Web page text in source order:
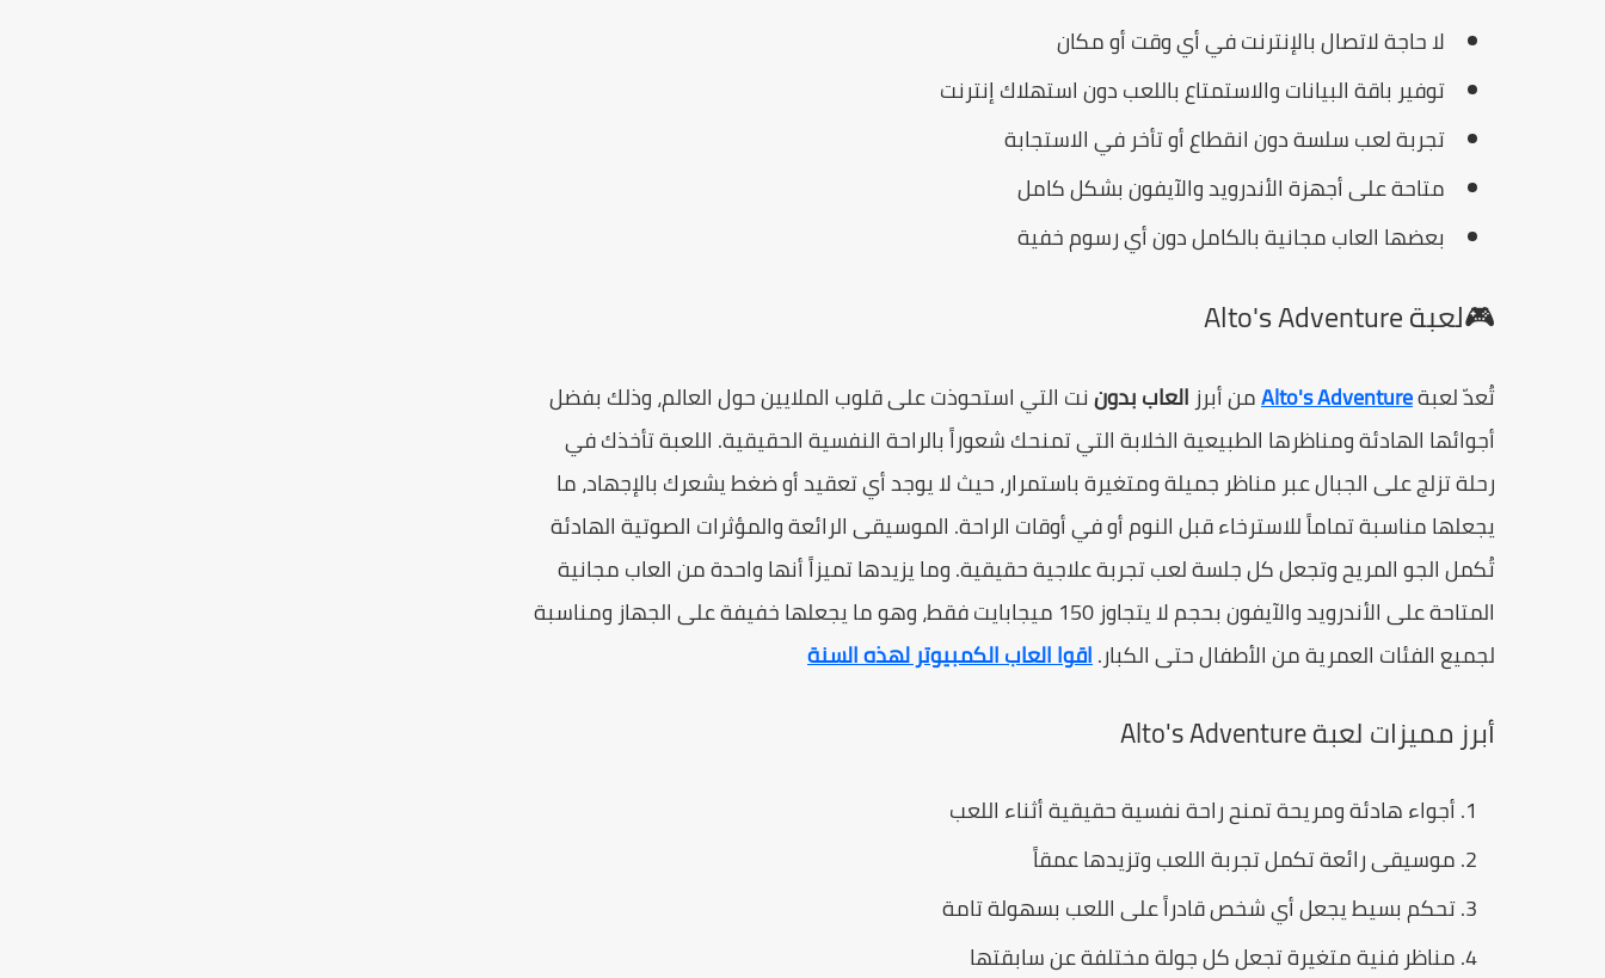
لا حاجة لاتصال بالإنترنت في أي وقت أو مكان
توفير باقة البيانات والاستمتاع باللعب دون استهلاك إنترنت
تجربة لعب سلسة دون انقطاع أو تأخر في الاستجابة
متاحة على أجهزة الأندرويد والآيفون بشكل كامل
بعضها العاب مجانية بالكامل دون أي رسوم خفية
🎮لعبة Alto's Adventure
تُعدّ لعبةAlto's Adventureمن أبرز العاب بدوننت التي استحوذت على قلوب الملايين حول العالم، وذلك بفضل
أجوائها الهادئة ومناظرها الطبيعية الخلابة التي تمنحك شعوراً بالراحة النفسية الحقيقية. اللعبة تأخذك في
رحلة تزلج على الجبال عبر مناظر جميلة ومتغيرة باستمرار، حيث لا يوجد أي تعقيد أو ضغط يشعرك بالإجهاد، ما
يجعلها مناسبة تماماً للاسترخاء قبل النوم أو في أوقات الراحة. الموسيقى الرائعة والمؤثرات الصوتية الهادئة
تُكمل الجو المريح وتجعل كل جلسة لعب تجربة علاجية حقيقية. وما يزيدها تميزاً أنها واحدة من العاب مجانية
المتاحة على الأندرويد والآيفون بحجم لا يتجاوز 150 ميجابايت فقط، وهو ما يجعلها خفيفة على الجهاز ومناسبة
لجميع الفئات العمرية من الأطفال حتى الكبار.اقوا العاب الكمبيوتر لهذه السنة
أبرز مميزات لعبة Alto's Adventure
أجواء هادئة ومريحة تمنح راحة نفسية حقيقية أثناء اللعب
موسيقى رائعة تكمل تجربة اللعب وتزيدها عمقاً
تحكم بسيط يجعل أي شخص قادراً على اللعب بسهولة تامة
مناظر فنية متغيرة تجعل كل جولة مختلفة عن سابقتها